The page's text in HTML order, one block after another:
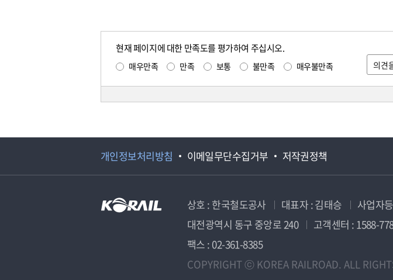
현재 페이지에 대한 만족도를 평가하여 주십시오.
매우만족 만족 보통 불만족 매우불만족
개인정보처리방침 이메일무단수집거부 저작권정책
상호 : 한국철도공사 대표자 : 김태승 사업자
대전광역시 동구 중앙로 240
고객센터 : 1588-
팩스 : 02-361-8385
COPYRIGHT ⓒ KOREA RAILROAD. ALL